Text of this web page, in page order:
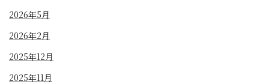
2026年5月
2026年2月
2025年12月
2025年11月